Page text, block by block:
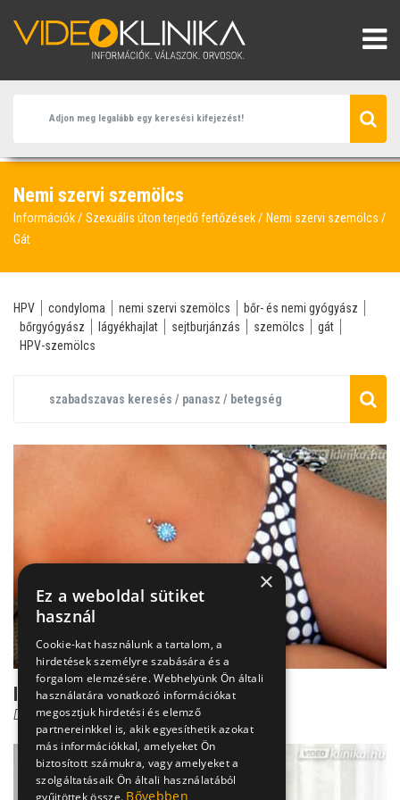
Nemi szervi szemölcs
Információk Szexuális úton terjedő fertőzések
Nemi szervi szemölcs
Gát
HPV condyloma nemi szervi szemölcs
bőr- és nemi gyógyász
bőrgyógyász
lágyékhajlat sejtburjánzás szemölcs
gát
HPV-szemölcs
Intim vírus - ciki, ha felbukkan
Dr. Tisza Tímea
×
Ez a weboldal sütiket
használ
Cookie-kat használunk a tartalom, a
hirdetések személyre szabására és a
forgalom elemzésére. Webhelyünk Ön általi
használatára vonatkozó információkat
megosztjuk hirdetési és elemző
partnereinkkel is, akik egyesíthetik azokat
más információkkal, amelyeket Ön
biztosított számukra, vagy amelyeket a
szolgáltatásaik Ön általi használatából
gyűjtöttek össze. Bővebben